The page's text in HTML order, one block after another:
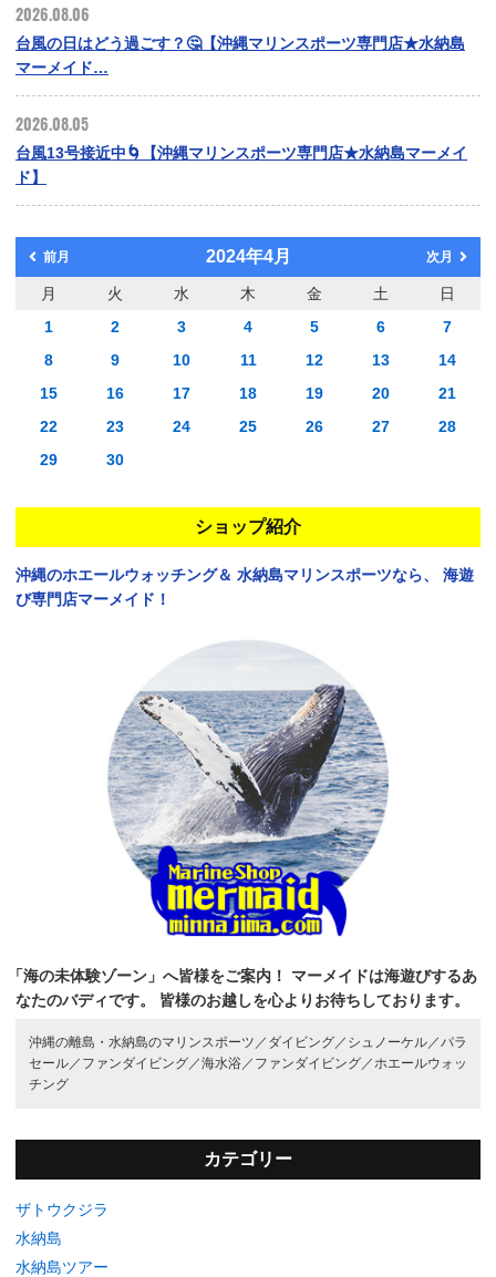
2026.08.06
台風の日はどう過ごす？🤔【沖縄マリンスポーツ専門店★水納島
マーメイド…
2026.08.05
台風13号接近中🌀【沖縄マリンスポーツ専門店★水納島マーメイ
ド】
前月 2024年4月 次月
月 火 水 木 金 土
日
1
2 3 4 5 6
7
8
9 10 11 12 13
14
15
16 17 18 19 20
21
22
23 24 25 26 27
28
29
30
ショップ紹介
沖縄のホエールウォッチング＆ 水納島マリンスポーツなら、
海遊
び専門店マーメイド！
「海の未体験ゾーン」へ皆様をご案内！
マーメイドは海遊びするあ
なたのバディです。
皆様のお越しを心よりお待ちしております。
沖縄の離島・水納島のマリンスポーツ／ ダイビング／ シュノーケル／パラ
セール／ ファンダイビング／海水浴／ ファンダイビング／ホエールウォッ
チング
カテゴリー
ザトウクジラ
水納島
水納島ツアー